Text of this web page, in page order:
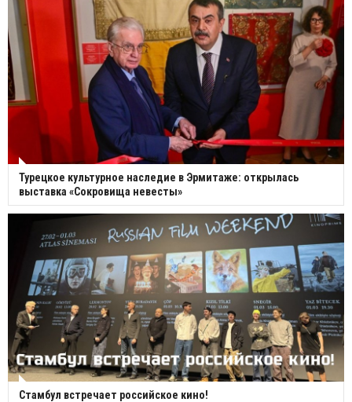
Турецкое культурное наследие в Эрмитаже: открылась
выставка «Сокровища невесты»
Стамбул встречает российское кино!